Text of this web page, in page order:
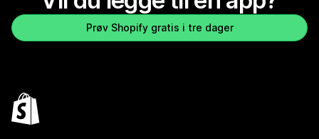
Prøv Shopify gratis i tre dager